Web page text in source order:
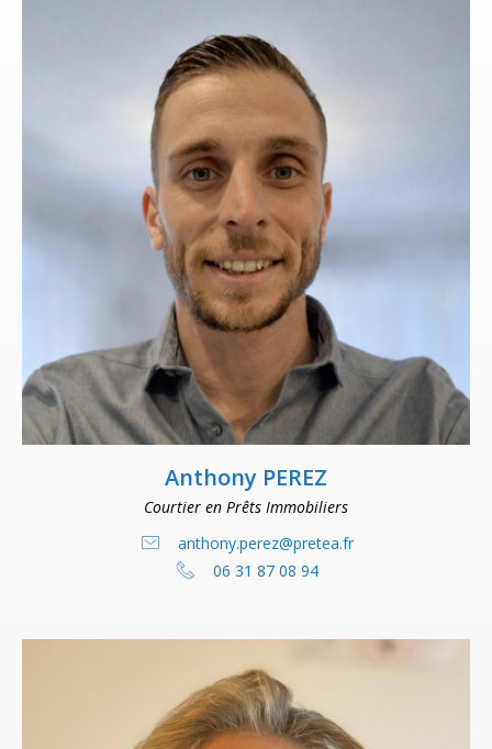
Anthony PEREZ​
Courtier en Prêts Immobiliers
anthony.perez@pretea.fr
06 31 87 08 94